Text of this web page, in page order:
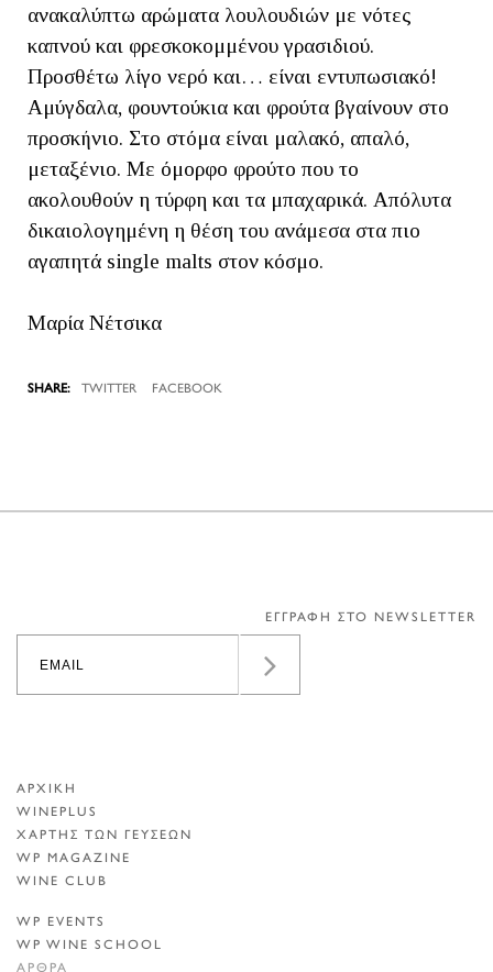
ανακαλύπτω αρώματα λουλουδιών με νότες
καπνού και φρεσκοκομμένου γρασιδιού.
Προσθέτω λίγο νερό και… είναι εντυπωσιακό!
Αμύγδαλα, φουντούκια και φρούτα βγαίνουν στο
προσκήνιο. Στο στόμα είναι μαλακό, απαλό,
μεταξένιο. Με όμορφο φρούτο που το
ακολουθούν η τύρφη και τα μπαχαρικά. Απόλυτα
δικαιολογημένη η θέση του ανάμεσα στα πιο
αγαπητά single malts στον κόσμο.
Μαρία Νέτσικα
TWITTER FACEBOOK
ΕΓΓΡΑΦΗ ΣΤΟ NEWSLETTER
ΑΡΧΙΚΗ
WINEPLUS
ΧΑΡΤΗΣ ΤΩΝ ΓΕΥΣΕΩΝ
WP MAGAZINE
WINE CLUB
WP EVENTS
WP WINE SCHOOL